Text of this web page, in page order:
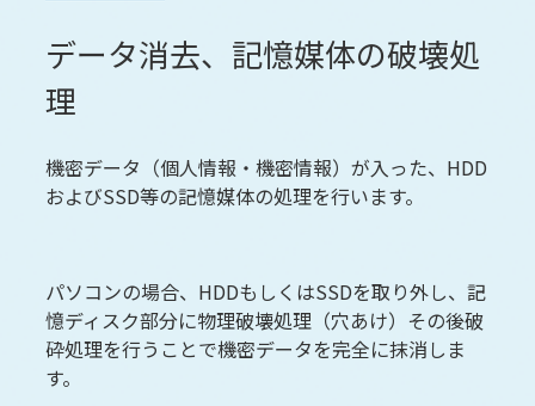
データ消去、記憶媒体の破壊処
理
機密データ（個人情報・機密情報）が入った、HDD
およびSSD等の記憶媒体の処理を行います。
パソコンの場合、HDDもしくはSSDを取り外し、記
憶ディスク部分に物理破壊処理（穴あけ）その後破
砕処理を行うことで機密データを完全に抹消しま
す。